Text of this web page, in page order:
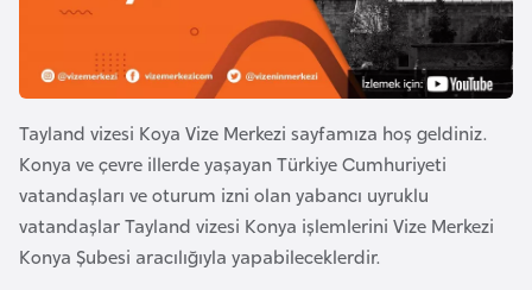
Tayland vizesi Koya Vize Merkezi sayfamıza hoş geldiniz.
Konya ve çevre illerde yaşayan Türkiye Cumhuriyeti
vatandaşları ve oturum izni olan yabancı uyruklu
vatandaşlar Tayland vizesi Konya işlemlerini Vize Merkezi
Konya Şubesi aracılığıyla yapabileceklerdir.
n
B
a
n